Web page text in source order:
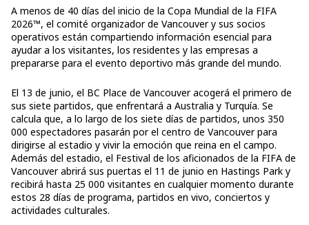
A menos de 40 días del inicio de la Copa Mundial de la FIFA
2026™, el comité organizador de Vancouver y sus socios
operativos están compartiendo información esencial para
ayudar a los visitantes, los residentes y las empresas a
prepararse para el evento deportivo más grande del mundo.
El 13 de junio, el BC Place de Vancouver acogerá el primero de
sus siete partidos, que enfrentará a Australia y Turquía. Se
calcula que, a lo largo de los siete días de partidos, unos 350
000 espectadores pasarán por el centro de Vancouver para
dirigirse al estadio y vivir la emoción que reina en el campo.
Además del estadio, el Festival de los aficionados de la FIFA de
Vancouver abrirá sus puertas el 11 de junio en Hastings Park y
recibirá hasta 25 000 visitantes en cualquier momento durante
estos 28 días de programa, partidos en vivo, conciertos y
actividades culturales.